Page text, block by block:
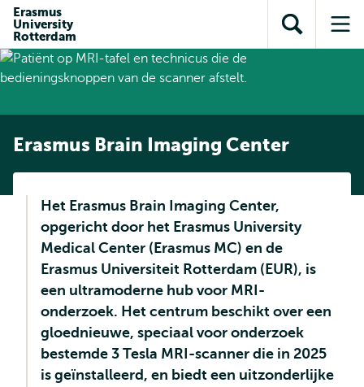
inhoud
gaan
gaan
Direct naar
subnavigatie
Erasmus
University
Rotterdam
Toon
zoekveld
Erasmus Brain Imaging Center
Het Erasmus Brain Imaging Center,
opgericht door het Erasmus University
Medical Center (Erasmus MC) en de
Erasmus Universiteit Rotterdam (EUR), is
een ultramoderne hub voor MRI-
onderzoek. Het centrum beschikt over een
gloednieuwe, speciaal voor onderzoek
bestemde 3 Tesla MRI-scanner die in 2025
is geïnstalleerd, en biedt een uitzonderlijke